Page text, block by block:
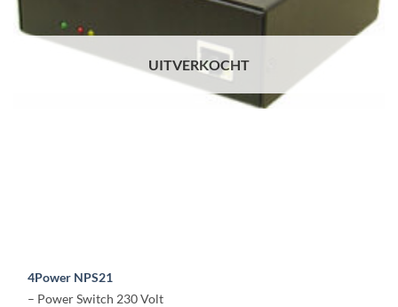
UITVERKOCHT
4Power NPS21
– Power Switch 230 Volt